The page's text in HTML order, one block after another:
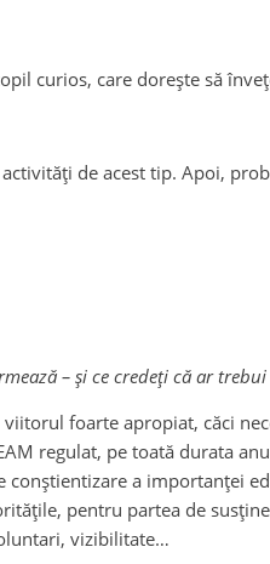
curios, care dorește să
de acest tip. Apoi,
– și ce credeți că ar
foarte apropiat, căci
regulat, pe toată durata
a importanței
pentru partea de
vizibilitate…